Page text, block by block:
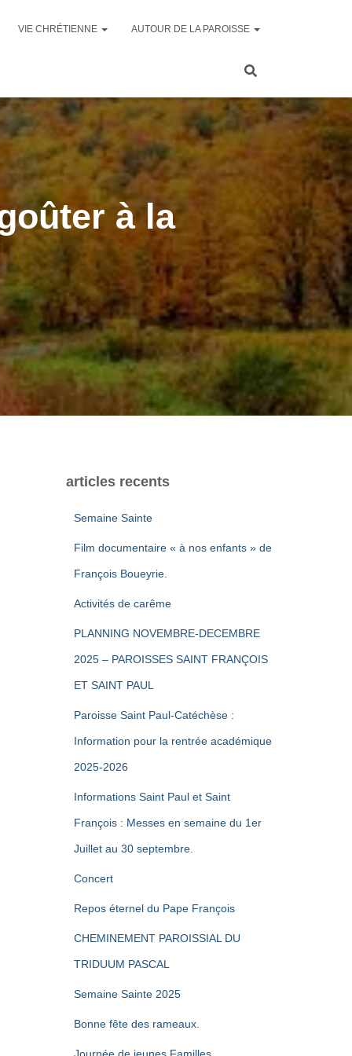
VIE CHRÉTIENNE AUTOUR DE LA PAROISSE
à la
articles recents
Semaine Sainte
Film documentaire « à nos enfants » de
François Boueyrie.
Activités de carême
PLANNING NOVEMBRE-DECEMBRE
2025 – PAROISSES SAINT FRANÇOIS
ET SAINT PAUL
Paroisse Saint Paul-Catéchèse :
Information pour la rentrée académique
2025-2026
Informations Saint Paul et Saint
François : Messes en semaine du 1er
Juillet au 30 septembre.
Concert
Repos éternel du Pape François
CHEMINEMENT PAROISSIAL DU
TRIDUUM PASCAL
Semaine Sainte 2025
Bonne fête des rameaux.